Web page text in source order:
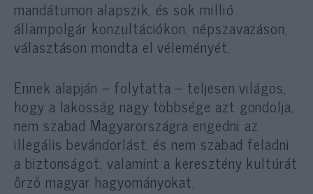
mandátumon alapszik, és sok millió
állampolgár konzultációkon, népszavazáson,
választáson mondta el véleményét.
Ennek alapján – folytatta – teljesen világos,
hogy a lakosság nagy többsége azt gondolja,
nem szabad Magyarországra engedni az
illegális bevándorlást, és nem szabad feladni
a biztonságot, valamint a keresztény kultúrát
őrző magyar hagyományokat.